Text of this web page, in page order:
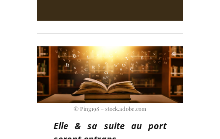
© Ping198 – stock.adobe.com
Elle & sa suite au port